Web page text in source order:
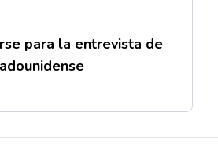
para la entrevista de